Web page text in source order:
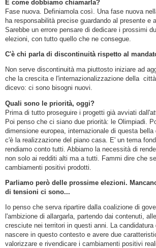
E come dobbiamo chiamarla?
Fase nuova. Definiamola così. Una fase nuova
ha responsabilità precise guardando al presente e
Sarebbe un errore pensare di dedicare i prossimi
elezioni, con tutto quello che ne consegue.
C'è chi parla di discontinuità rispetto al
Non serve discontinuità ma piuttosto iniziare ad
che la crescita e l'internazionalizzazione della
dicevo: ci sono bisogni nuovi.
Quali sono le priorità, oggi?
Prima di tutto proseguire i progetti già avviati
Poi penso che ci siano due priorità: le Olimpiadi.
dimensione europea, internazionale di questa
c'è la realizzazione del piano casa. E' un tema
rendiamo conto tutti. Abbiamo la necessità di
non solo ai redditi alti ma a tutti. Fammi dire che
cambiamenti positivi prodotti.
Parliamo però delle prossime elezioni.
di tensioni ci sono...
Io penso che serva ripartire dalla coalizione di
l'ambizione di allargarla, partendo dai contenuti,
cresciute nei territori in questi anni. La
nascere in questo contesto e avere due
valorizzare e rivendicare i cambiamenti positivi